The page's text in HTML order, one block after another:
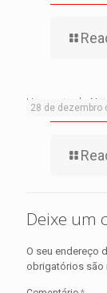
28 de dezembro
Um conto de
Deixe um
O seu endereço
obrigatórios são